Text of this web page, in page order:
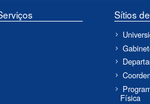
e Serviços Sítios
Física